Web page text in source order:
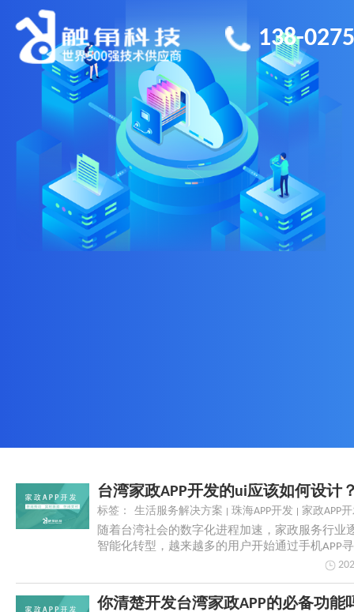
138-
标签： 生活服务解决方案 珠海APP开发
家政APP
随着台湾社会的数字化进程加速，家政服务行业
智能化转型，越来越多的用户开始通过手机APP